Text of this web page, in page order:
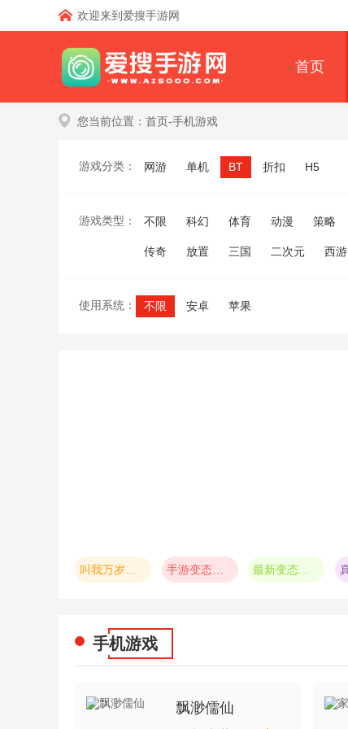
欢迎来到爱搜手游网
首页
您当前位置： 首页-手机游戏
游戏分类： 网游 单机 BT 折扣 H5
游戏类型： 不限 科幻 体育 动漫 策略
传奇 放置 三国 二次元 西游
使用系统： 不限 安卓 苹果
手游变态版平台大全
手机游戏
飘渺儒仙